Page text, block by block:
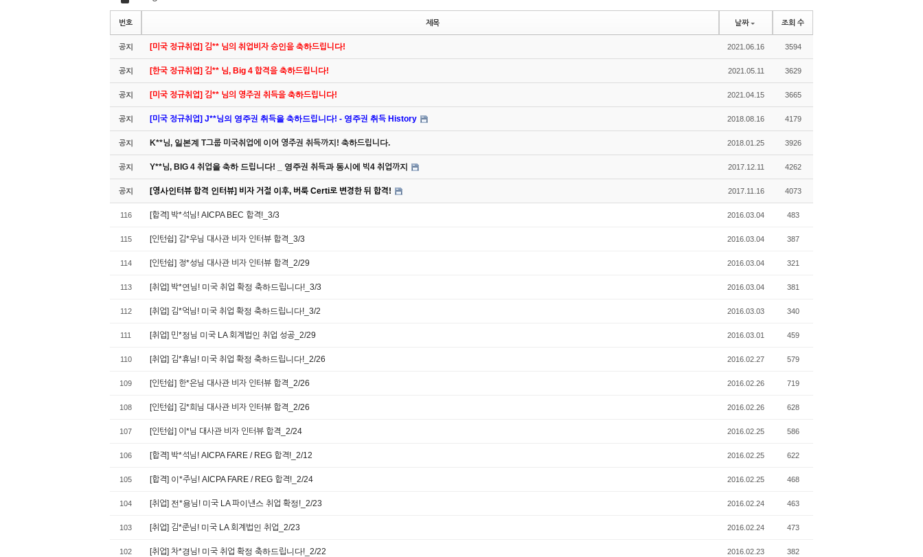
번호 제목 날짜 조회 수
공지 [미국 정규취업] 김** 님의 취업비자 승인을 축하드립니다! 2021.06.16 3594
공지 [한국 정규취업] 김** 님, Big 4 합격을 축하드립니다! 2021.05.11 3629
공지 [미국 정규취업] 김** 님의 영주권 취득을 축하드립니다! 2021.04.15 3665
공지 [미국 정규취업] J**님의 영주권 취득을 축하드립니다! - 영주권 취득 History 2018.08.16 4179
공지 K**님, 일본계 T그룹 미국취업에 이어 영주권 취득까지! 축하드립니다. 2018.01.25 3926
공지 Y**님, BIG 4 취업을 축하 드립니다! _ 영주권 취득과 동시에 빅4 취업까지 2017.12.11 4262
공지 [영사인터뷰 합격 인터뷰] 비자 거절 이후, 버룩 Certi로 변경한 뒤 합격! 2017.11.16 4073
116 [합격] 박*석님! AICPA BEC 합격!_3/3 2016.03.04 483
115 [인턴쉽] 김*우님 대사관 비자 인터뷰 합격_3/3 2016.03.04 387
114 [인턴쉽] 정*성님 대사관 비자 인터뷰 합격_2/29 2016.03.04 321
113 [취업] 박*연님! 미국 취업 확정 축하드립니다!_3/3 2016.03.04 381
112 [취업] 김*억님! 미국 취업 확정 축하드립니다!_3/2 2016.03.03 340
111 [취업] 민*정님 미국 LA 회계법인 취업 성공_2/29 2016.03.01 459
110 [취업] 김*휴님! 미국 취업 확정 축하드립니다!_2/26 2016.02.27 579
109 [인턴쉽] 한*은님 대사관 비자 인터뷰 합격_2/26 2016.02.26 719
108 [인턴쉽] 김*희님 대사관 비자 인터뷰 합격_2/26 2016.02.26 628
107 [인턴쉽] 이*님 대사관 비자 인터뷰 합격_2/24 2016.02.25 586
106 [합격] 박*석님! AICPA FARE / REG 합격!_2/12 2016.02.25 622
105 [합격] 이*주님! AICPA FARE / REG 합격!_2/24 2016.02.25 468
104 [취업] 전*용님! 미국 LA 파이낸스 취업 확정!_2/23 2016.02.24 463
103 [취업] 김*준님! 미국 LA 회계법인 취업_2/23 2016.02.24 473
102 [취업] 차*경님! 미국 취업 확정 축하드립니다!_2/22 2016.02.23 382